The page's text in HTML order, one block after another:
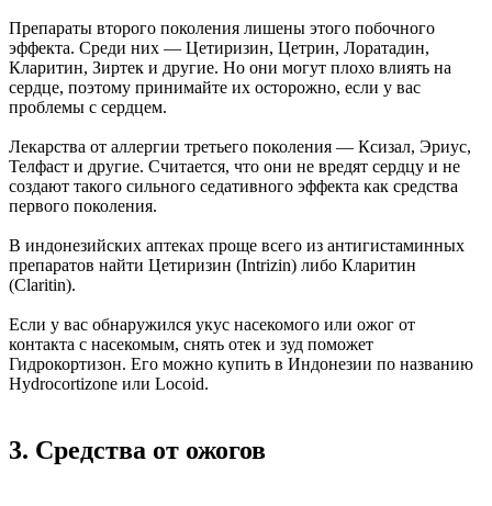
Препараты второго поколения лишены этого побочного
эффекта. Среди них — Цетиризин, Цетрин, Лоратадин,
Кларитин, Зиртек и другие. Но они могут плохо влиять на
сердце, поэтому принимайте их осторожно, если у вас
проблемы с сердцем.
Лекарства от аллергии третьего поколения — Ксизал, Эриус,
Телфаст и другие. Считается, что они не вредят сердцу и не
создают такого сильного седативного эффекта как средства
первого поколения.
В индонезийских аптеках проще всего из антигистаминных
препаратов найти Цетиризин (Intrizin) либо Кларитин
(Claritin).
Если у вас обнаружился укус насекомого или ожог от
контакта с насекомым, снять отек и зуд поможет
Гидрокортизон. Его можно купить в Индонезии по названию
Hydrocortizone или Locoid.
3. Средства от ожогов